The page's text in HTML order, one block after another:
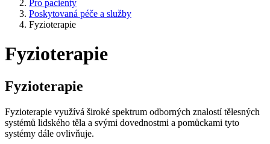
Pro pacienty
Poskytovaná péče a služby
Fyzioterapie
Fyzioterapie
Fyzioterapie
Fyzioterapie využívá široké spektrum odborných znalostí tělesných
systémů lidského těla a svými dovednostmi a pomůckami tyto
systémy dále ovlivňuje.